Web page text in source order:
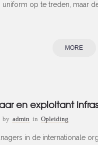
uniform op te treden, maar
MORE
en exploitant
by admin in Opleiding
in de internationale